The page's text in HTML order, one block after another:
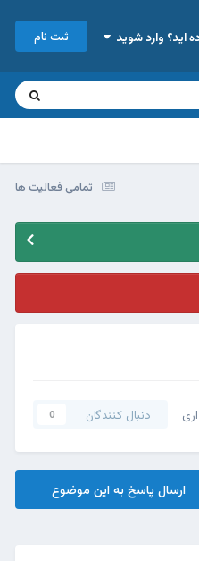
اید؟ وارد شوید ثبت نام
تمامی فعالیت ها
دنبال کنندگان 0
ارسال پاسخ به این موضوع